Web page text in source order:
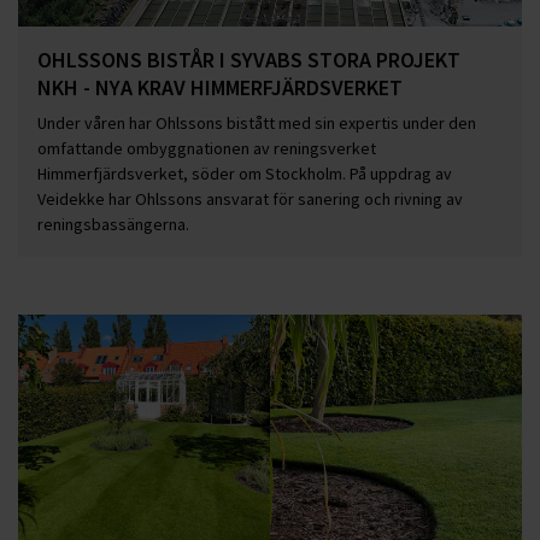
OHLSSONS BISTÅR I SYVABS STORA PROJEKT
NKH - NYA KRAV HIMMERFJÄRDSVERKET
Under våren har Ohlssons bistått med sin expertis under den
omfattande ombyggnationen av reningsverket
Himmerfjärdsverket, söder om Stockholm. På uppdrag av
Veidekke har Ohlssons ansvarat för sanering och rivning av
reningsbassängerna.